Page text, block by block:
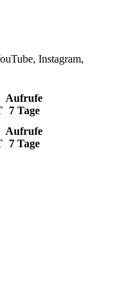
Instagram,
Aufrufe
7 Tage
Aufrufe
7 Tage